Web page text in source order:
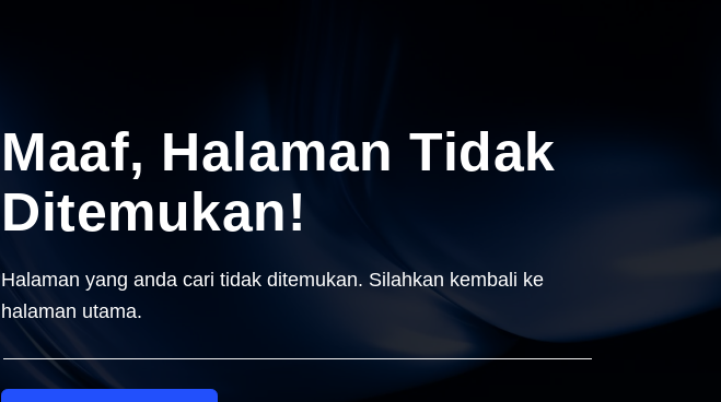
Maaf, Halaman Tidak
Ditemukan!
Halaman yang anda cari tidak ditemukan. Silahkan kembali ke
halaman utama.